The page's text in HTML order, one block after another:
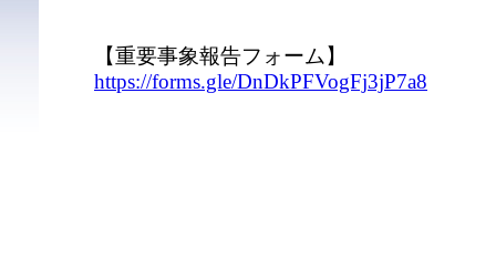
【重要事象報告フォーム】
https://forms.gle/DnDkPFVogFj3jP7a8